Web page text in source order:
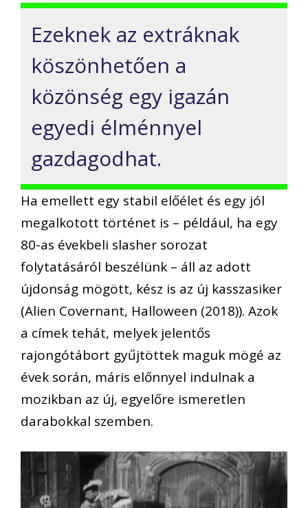
Ezeknek az extráknak
köszönhetően a
közönség egy igazán
egyedi élménnyel
gazdagodhat.
Ha emellett egy stabil előélet és egy jól
megalkotott történet is – például, ha egy
80-as évekbeli slasher sorozat
folytatásáról beszélünk – áll az adott
újdonság mögött, kész is az új kasszasiker
(Alien Covernant, Halloween (2018)). Azok
a címek tehát, melyek jelentős
rajongótábort gyűjtöttek maguk mögé az
évek során, máris előnnyel indulnak a
mozikban az új, egyelőre ismeretlen
darabokkal szemben.